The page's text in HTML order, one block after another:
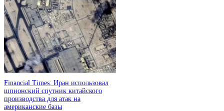
Financial Times: Иран использовал
шпионский спутник китайского
производства для атак на
американские базы